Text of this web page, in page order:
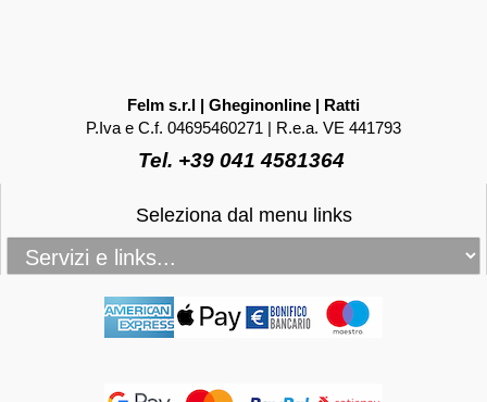
Felm s.r.l | Gheginonline | Ratti
P.Iva e C.f. 04695460271 | R.e.a. VE 441793
Tel. +39 041 4581364
Seleziona dal menu links